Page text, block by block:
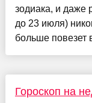
зодиака, и даже
до 23 июля)
больше повезет
Гороскоп на